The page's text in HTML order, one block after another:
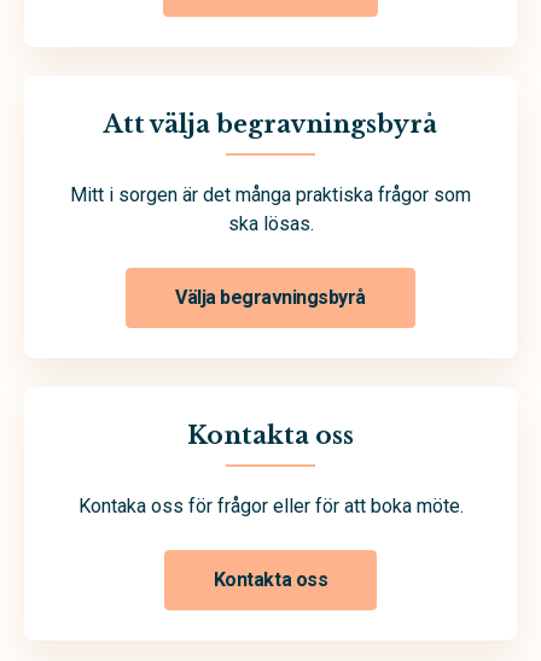
Att välja begravningsbyrå
Mitt i sorgen är det många praktiska frågor som
ska lösas.
Välja begravningsbyrå
Kontakta oss
Kontaka oss för frågor eller för att boka möte.
Kontakta oss